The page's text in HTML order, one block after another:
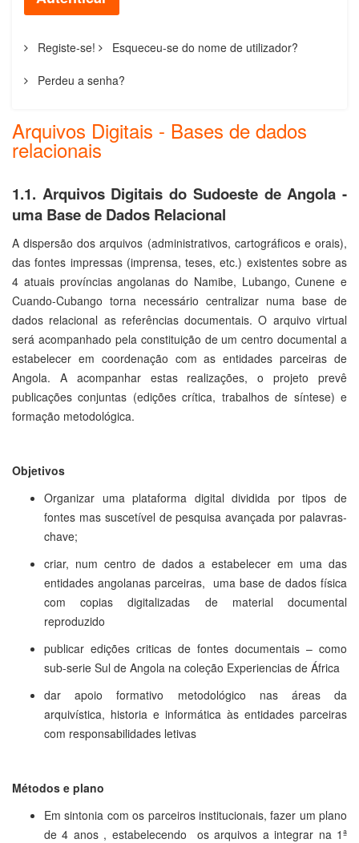
Registe-se! Esqueceu-se do nome de utilizador?
Perdeu a senha?
Arquivos Digitais - Bases de dados
relacionais
1.1. Arquivos Digitais do Sudoeste de Angola -
uma Base de Dados Relacional
A dispersão dos arquivos (administrativos, cartográficos e orais),
das fontes impressas (imprensa, teses, etc.) existentes sobre as
4 atuais províncias angolanas do Namibe, Lubango, Cunene e
Cuando-Cubango torna necessário centralizar numa base de
dados relacional as referências documentais. O arquivo virtual
será acompanhado pela constituição de um centro documental a
estabelecer em coordenação com as entidades parceiras de
Angola. A acompanhar estas realizações, o projeto prevê
publicações conjuntas (edições crítica, trabalhos de síntese) e
formação metodológica.
Objetivos
Organizar uma plataforma digital dividida por tipos de
fontes mas suscetível de pesquisa avançada por palavras-
chave;
criar, num centro de dados a estabelecer em uma das
entidades angolanas parceiras, uma base de dados física
com copias digitalizadas de material documental
reproduzido
publicar edições criticas de fontes documentais – como
sub-serie Sul de Angola na coleção Experiencias de África
dar apoio formativo metodológico nas áreas da
arquivística, historia e informática às entidades parceiras
com responsabilidades letivas
Métodos e plano
Em sintonia com os parceiros institucionais, fazer um plano
de 4 anos , estabelecendo os arquivos a integrar na 1ª